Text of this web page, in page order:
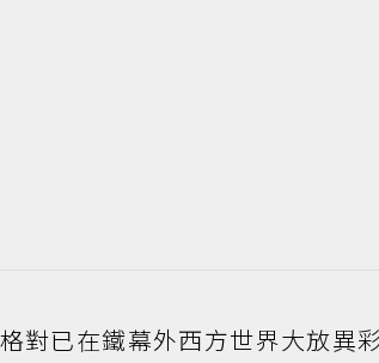
對已在鐵幕外西方世界大放異